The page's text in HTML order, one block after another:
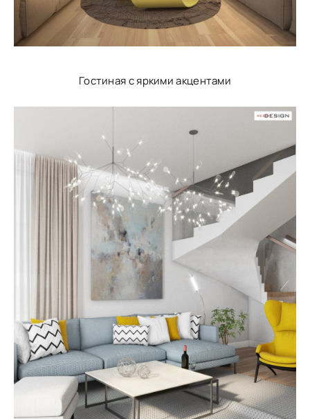
Гостиная с яркими акцентами